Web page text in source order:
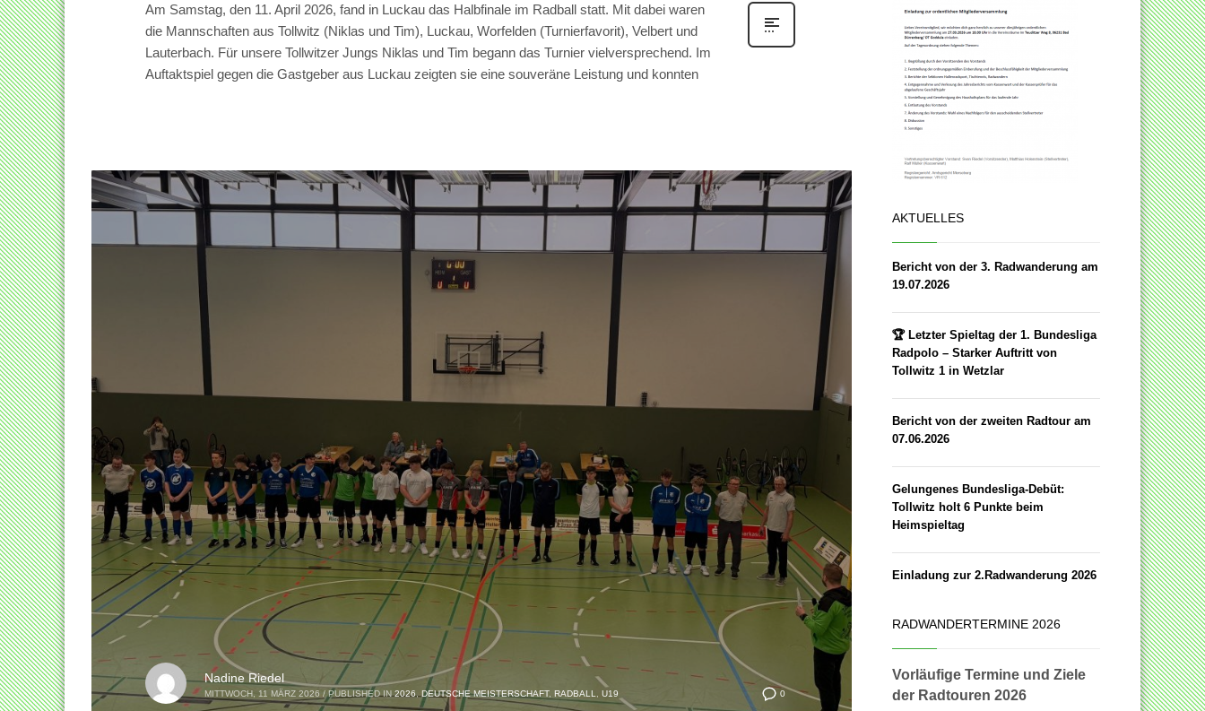
Am Samstag, den 11. April 2026, fand in Luckau das Halbfinale im Radball statt. Mit dabei waren
die Mannschaften aus Tollwitz (Niklas und Tim), Luckau, Worfelden (Turnierfavorit), Velbert und
Lauterbach. Für unsere Tollwitzer Jungs Niklas und Tim begann das Turnier vielversprechend. Im
Auftaktspiel gegen die Gastgeber aus Luckau zeigten sie eine souveräne Leistung und konnten
0
Nadine Riedel
MITTWOCH, 11 MÄRZ 2026 / PUBLISHED IN 2026,DEUTSCHE MEISTERSCHAFT, RADBALL, U19
AKTUELLES
Bericht von der 3. Radwanderung am
19.07.2026
🏆 Letzter Spieltag der 1. Bundesliga
Radpolo – Starker Auftritt von
Tollwitz 1 in Wetzlar
Bericht von der zweiten Radtour am
07.06.2026
Gelungenes Bundesliga-Debüt:
Tollwitz holt 6 Punkte beim
Heimspieltag
Einladung zur 2.Radwanderung 2026
RADWANDERTERMINE 2026
Vorläufige Termine und Ziele
der Radtouren 2026